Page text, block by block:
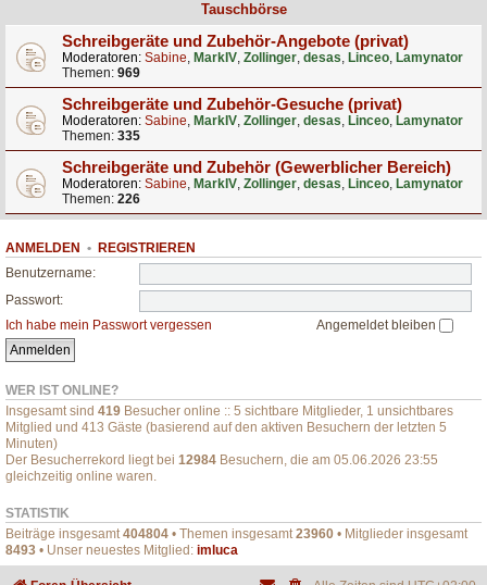
Tauschbörse
Schreibgeräte und Zubehör-Angebote (privat)
Moderatoren: Sabine, MarkIV, Zollinger, desas, Linceo, Lamynator
Themen: 969
Schreibgeräte und Zubehör-Gesuche (privat)
Moderatoren: Sabine, MarkIV, Zollinger, desas, Linceo, Lamynator
Themen: 335
Schreibgeräte und Zubehör (Gewerblicher Bereich)
Moderatoren: Sabine, MarkIV, Zollinger, desas, Linceo, Lamynator
Themen: 226
ANMELDEN • REGISTRIEREN
Benutzername:
Passwort:
Ich habe mein Passwort vergessen
Angemeldet bleiben
WER IST ONLINE?
Insgesamt sind 419 Besucher online :: 5 sichtbare Mitglieder, 1 unsichtbares
Mitglied und 413 Gäste (basierend auf den aktiven Besuchern der letzten 5
Minuten)
Der Besucherrekord liegt bei 12984 Besuchern, die am 05.06.2026 23:55
gleichzeitig online waren.
STATISTIK
Beiträge insgesamt404804 • Themen insgesamt23960 • Mitglieder insgesamt
8493 • Unser neuestes Mitglied: imluca